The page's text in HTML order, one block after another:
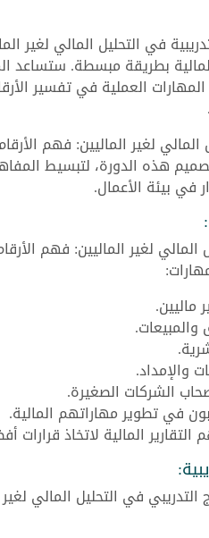
في التحليل المالي لغير
بطريقة مبسطة. ستساعد
العملية في تفسير
المالي لغير الماليين: فهم
هذه الدورة، لتبسيط
في بيئة الأعمال.
لغير الماليين: فهم
ماليين.
والإمداد.
الشركات الصغيرة.
في تطوير مهاراتهم المالية.
المالية لاتخاذ قرارات
التدريبي في التحليل المالي